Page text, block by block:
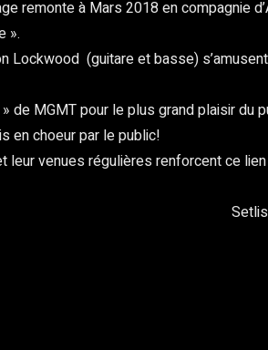
remonte à Mars 2018 en compagnie
».
Lockwood (guitare et basse)
de MGMT pour le plus grand plaisir
en choeur par le public!
leur venues régulières renforcent ce